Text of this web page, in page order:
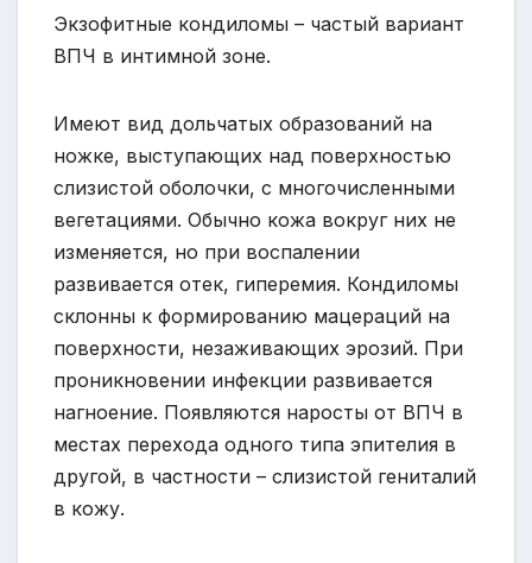
Экзофитные кондиломы – частый вариант
ВПЧ в интимной зоне.
Имеют вид дольчатых образований на
ножке, выступающих над поверхностью
слизистой оболочки, с многочисленными
вегетациями. Обычно кожа вокруг них не
изменяется, но при воспалении
развивается отек, гиперемия. Кондиломы
склонны к формированию мацераций на
поверхности, незаживающих эрозий. При
проникновении инфекции развивается
нагноение. Появляются наросты от ВПЧ в
местах перехода одного типа эпителия в
другой, в частности – слизистой гениталий
в кожу.